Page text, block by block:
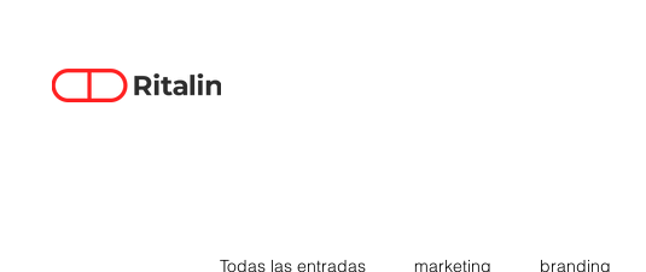
Todas las entradas marketing branding